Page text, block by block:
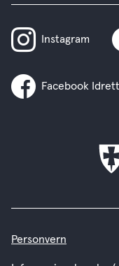
Instagram
Facebook Idrett
Personvern